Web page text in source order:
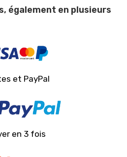
également en plusieurs
et PayPal
en 3 fois